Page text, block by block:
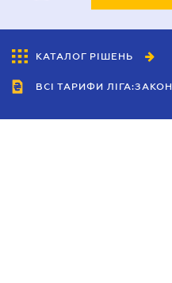
КАТАЛОГ РІШЕНЬ
ВСІ ТАРИФИ ЛІГА:ЗАКОН